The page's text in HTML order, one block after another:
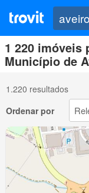
1 220 imóveis
Município de
1.220 resultados
Ordenar por